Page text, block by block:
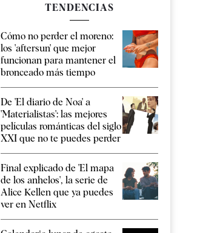
TENDENCIAS
Cómo no perder el moreno:
los 'aftersun' que mejor
funcionan para mantener el
bronceado más tiempo
De 'El diario de Noa' a
'Materialistas': las mejores
películas románticas del siglo
XXI que no te puedes perder
Final explicado de 'El mapa
de los anhelos', la serie de
Alice Kellen que ya puedes
ver en Netflix